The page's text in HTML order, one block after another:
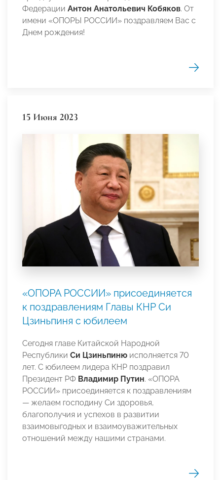
Федерации Антон Анатольевич Кобяков. От
имени «ОПОРЫ РОССИИ» поздравляем Вас с
Днем рождения!
15 Июня 2023
«ОПОРА РОССИИ» присоединяется
к поздравлениям Главы КНР Си
Цзиньпиня с юбилеем
Сегодня главе Китайской Народной
Республики Си Цзиньпиню исполняется 70
лет. С юбилеем лидера КНР поздравил
Президент РФ Владимир Путин. «ОПОРА
РОССИИ» присоединяется к поздравлениям
— желаем господину Си здоровья,
благополучия и успехов в развитии
взаимовыгодных и взаимоуважительных
отношений между нашими странами.